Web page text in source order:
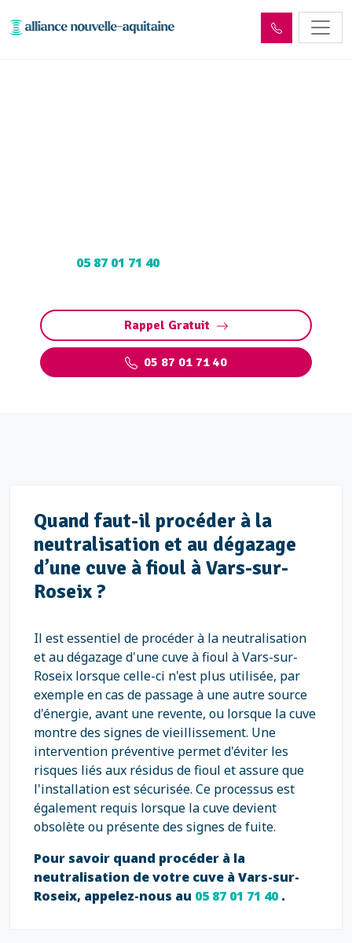
05 87 01 71 40
Rappel Gratuit
05 87 01 71 40
Quand faut-il procéder à la
neutralisation et au dégazage
d’une cuve à fioul à Vars-sur-
Roseix ?
Il est essentiel de procéder à la neutralisation
et au dégazage d'une cuve à fioul à Vars-sur-
Roseix lorsque celle-ci n'est plus utilisée, par
exemple en cas de passage à une autre source
d'énergie, avant une revente, ou lorsque la cuve
montre des signes de vieillissement. Une
intervention préventive permet d'éviter les
risques liés aux résidus de fioul et assure que
l'installation est sécurisée. Ce processus est
également requis lorsque la cuve devient
obsolète ou présente des signes de fuite.
Pour savoir quand procéder à la
neutralisation de votre cuve à Vars-sur-
Roseix, appelez-nous au 05 87 01 71 40.